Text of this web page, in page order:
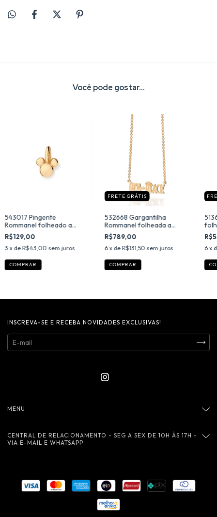
Você pode gostar...
543017 Pingente
Rommanel folheado a
ouro mickey abaulado
R$129,00
3 x de R$43,00 sem juros
FRETE GRÁTIS
532668 Gargantilha
Rommanel folheada a
ouro bem black
R$789,00
6 x de R$131,50 sem juros 6 x
INSCREVA-SE E RECEBA NOVIDADES EXCLUSIVAS!
MENU
CENTRAL DE RELACIONAMENTO - SEG A SEX DE 10H ÀS 17H -
VIA E-MAIL E WHATSAPP